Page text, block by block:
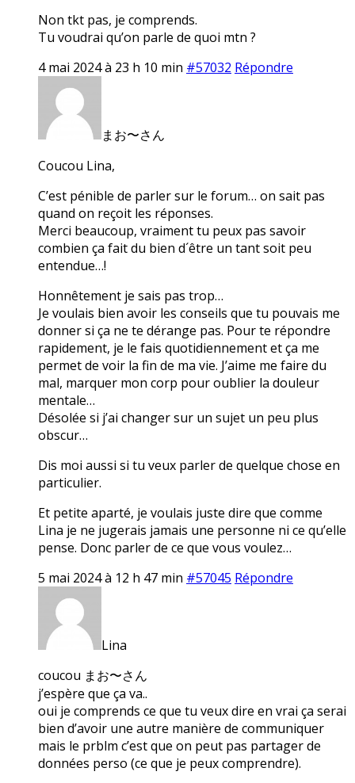
Non tkt pas, je comprends.
Tu voudrai qu’on parle de quoi mtn ?
4 mai 2024 à 23 h 10 min #57032 Répondre
まお〜さん
Coucou Lina,
C’est pénible de parler sur le forum… on sait pas
quand on reçoit les réponses.
Merci beaucoup, vraiment tu peux pas savoir
combien ça fait du bien d´être un tant soit peu
entendue…!
Honnêtement je sais pas trop…
Je voulais bien avoir les conseils que tu pouvais me
donner si ça ne te dérange pas. Pour te répondre
rapidement, je le fais quotidiennement et ça me
permet de voir la fin de ma vie. J’aime me faire du
mal, marquer mon corp pour oublier la douleur
mentale…
Désolée si j’ai changer sur un sujet un peu plus
obscur…
Dis moi aussi si tu veux parler de quelque chose en
particulier.
Et petite aparté, je voulais juste dire que comme
Lina je ne jugerais jamais une personne ni ce qu’elle
pense. Donc parler de ce que vous voulez…
5 mai 2024 à 12 h 47 min #57045 Répondre
Lina
coucou まお〜さん
j’espère que ça va..
oui je comprends ce que tu veux dire en vrai ça serai
bien d’avoir une autre manière de communiquer
mais le prblm c’est que on peut pas partager de
données perso (ce que je peux comprendre).